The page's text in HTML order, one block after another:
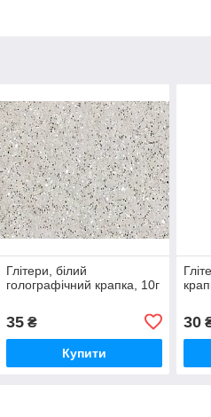
Глітери, білий
голографічний крапка, 10г
35₴
Купити
30